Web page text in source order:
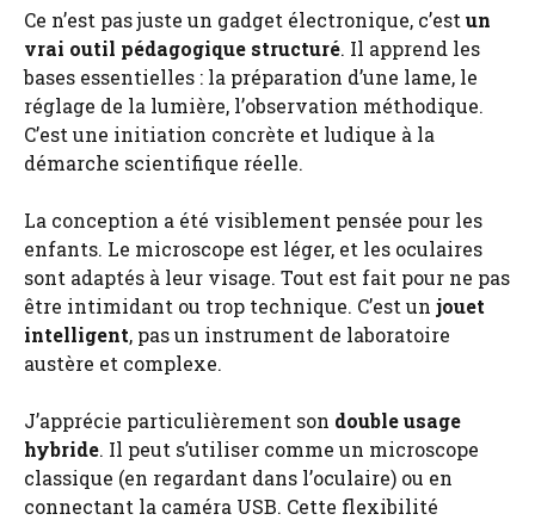
Ce n’est pas juste un gadget électronique, c’est un
vrai outil pédagogique structuré. Il apprend les
bases essentielles : la préparation d’une lame, le
réglage de la lumière, l’observation méthodique.
C’est une initiation concrète et ludique à la
démarche scientifique réelle.
La conception a été visiblement pensée pour les
enfants. Le microscope est léger, et les oculaires
sont adaptés à leur visage. Tout est fait pour ne pas
être intimidant ou trop technique. C’est un jouet
intelligent, pas un instrument de laboratoire
austère et complexe.
J’apprécie particulièrement son double usage
hybride. Il peut s’utiliser comme un microscope
classique (en regardant dans l’oculaire) ou en
connectant la caméra USB. Cette flexibilité